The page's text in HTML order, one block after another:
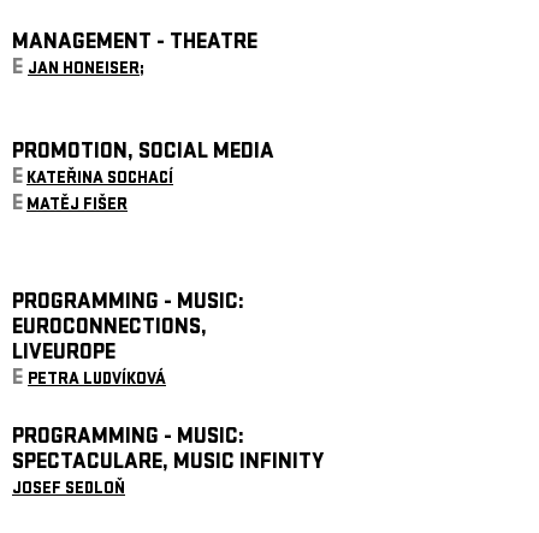
MANAGEMENT - THEATRE
E JAN HONEISER;
PROMOTION, SOCIAL MEDIA
EKATEŘINA SOCHACÍ
EMATĚJ FIŠER
PROGRAMMING - MUSIC:
EUROCONNECTIONS,
LIVEUROPE
E PETRA LUDVÍKOVÁ
PROGRAMMING - MUSIC:
SPECTACULARE, MUSIC INFINITY
JOSEF SEDLOŇ